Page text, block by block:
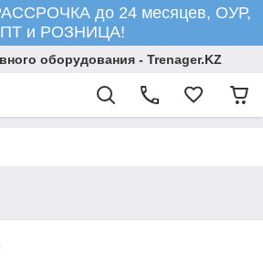
до 24 месяцев, ОУР,
и РОЗНИЦА!
оборудования - Trenager.KZ